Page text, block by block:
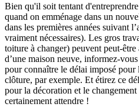
Bien qu'il soit tentant
quand on emménage dans un
dans les premières années suivant
vraiment nécessaires). Les gros
toiture à changer) peuvent peut-
d’une maison neuve, informez-
pour connaître le délai imposé pour
clôture, par exemple. Et étirez ce
pour la décoration et le
certainement attendre !